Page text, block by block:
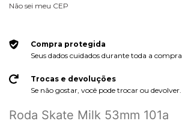
Não sei meu CEP
Compra protegida
Seus dados cuidados durante toda a compra.
Trocas e devoluções
Se não gostar, você pode trocar ou devolver.
Roda Skate Milk 53mm 101a